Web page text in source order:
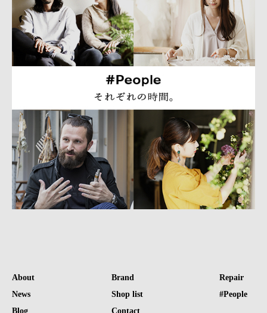
About
News
Blog
Brand
Shop list
Contact
Repair
#People